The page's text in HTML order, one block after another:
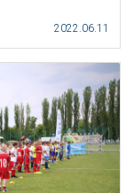
2022.06.11